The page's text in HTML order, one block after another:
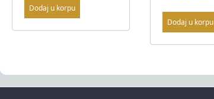
Dodaj u korpu
Dodaj u korpu